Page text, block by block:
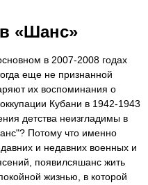
«Шанс»
в 2007-2008 годах
еще не признанной
их воспоминания о
Кубани в 1942-1943
детства неизгладимы в
Потому что именно
и недавних военных и
появилсяшанс жить
жизнью, в которой